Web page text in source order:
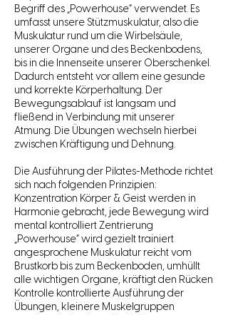
Begriff des „Powerhouse“ verwendet. Es
umfasst unsere Stützmuskulatur, also die
Muskulatur rund um die Wirbelsäule,
unserer Organe und des Beckenbodens,
bis in die Innenseite unserer Oberschenkel.
Dadurch entsteht vor allem eine gesunde
und korrekte Körperhaltung. Der
Bewegungsablauf ist langsam und
fließend in Verbindung mit unserer
Atmung. Die Übungen wechseln hierbei
zwischen Kräftigung und Dehnung.
Die Ausführung der Pilates-Methode richtet
sich nach folgenden Prinzipien:
Konzentration Körper & Geist werden in
Harmonie gebracht, jede Bewegung wird
mental kontrolliert Zentrierung
„Powerhouse“ wird gezielt trainiert
angesprochene Muskulatur reicht vom
Brustkorb bis zum Beckenboden, umhüllt
alle wichtigen Organe, kräftigt den Rücken
Kontrolle kontrollierte Ausführung der
Übungen, kleinere Muskelgruppen